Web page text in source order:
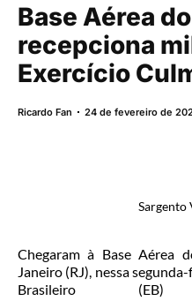
Base Aérea
recepciona
Exercício
Ricardo Fan 24 de fevereiro de
Sargento
Chegaram à Base Aérea
Janeiro (RJ), nessa
Brasileiro